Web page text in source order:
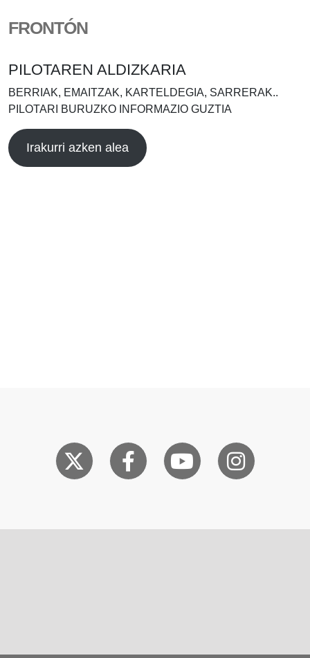
FRONTÓN
PILOTAREN ALDIZKARIA
BERRIAK, EMAITZAK, KARTELDEGIA, SARRERAK..
PILOTARI BURUZKO INFORMAZIO GUZTIA
Irakurri azken alea